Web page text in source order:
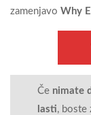
zamenjavo Why
Če nimate
lasti, boste